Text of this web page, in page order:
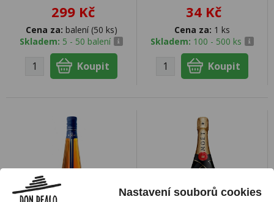
299 Kč
Cena za: balení (50 ks)
Skladem: 5 - 50 balení
34 Kč
Cena za: 1 ks
Skladem: 100 - 500 ks
Nastavení souborů cookies